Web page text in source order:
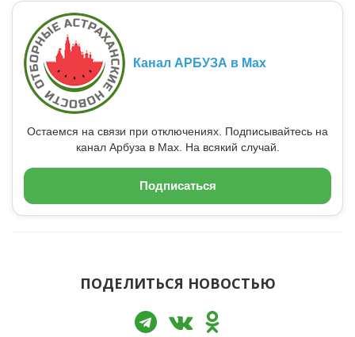
Канал АРБУЗА в Max
Остаемся на связи при отключениях. Подписывайтесь на
канал Арбуза в Max. На всякий случай.
Подписаться
ПОДЕЛИТЬСЯ НОВОСТЬЮ